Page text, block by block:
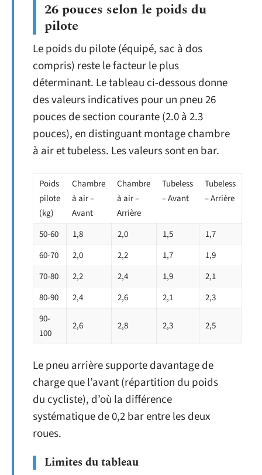
26 pouces selon le poids du
pilote
Le poids du pilote (équipé, sac à dos
compris) reste le facteur le plus
déterminant. Le tableau ci-dessous donne
des valeurs indicatives pour un pneu 26
pouces de section courante (2.0 à 2.3
pouces), en distinguant montage chambre
à air et tubeless. Les valeurs sont en bar.
Poids
pilote
(kg)
Chambre
à air –
Avant
Chambre
à air –
Arrière
Tubeless
– Avant
Tubeless
– Arrière
50-60 1,8 2,0 1,5
1,7
60-70
2,0 2,2 1,7
1,9
70-80
2,2 2,4 1,9
2,1
80-90
2,4 2,6 2,1
2,3
90-
100
2,6 2,8 2,3 2,5
Le pneu arrière supporte davantage de
charge que l’avant (répartition du poids
du cycliste), d’où la différence
systématique de 0,2 bar entre les deux
roues.
Limites du tableau